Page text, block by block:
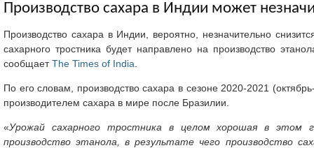
Производство сахара в Индии может
Производство сахара в Индии, вероятно, незначительно
сахарного тростника будет направлено на производство
сообщаетThe Times of India
По его словам, производство сахара в сезоне 2020-2021
производителем сахара в мире после Бразилии.
«Урожай сахарного тростника в целом хорошая в этом
производство этанола, в результате чего производство